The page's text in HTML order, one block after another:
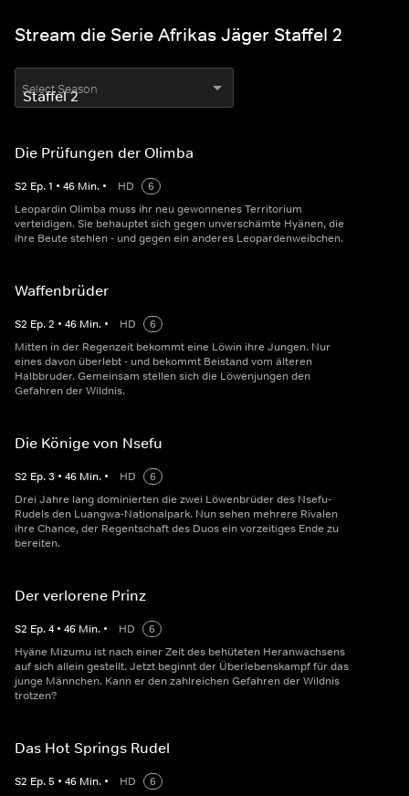
Stream die Serie Afrikas Jäger Staffel 2
Select Season
Die Prüfungen der Olimba
S2 Ep.1 • 46 Min. • HD
6
Leopardin Olimba muss ihr neu gewonnenes Territorium
verteidigen. Sie behauptet sich gegen unverschämte Hyänen, die
ihre Beute stehlen - und gegen ein anderes Leopardenweibchen.
Waffenbrüder
S2 Ep.2 • 46 Min. • HD
6
Mitten in der Regenzeit bekommt eine Löwin ihre Jungen. Nur
eines davon überlebt - und bekommt Beistand vom älteren
Halbbruder. Gemeinsam stellen sich die Löwenjungen den
Gefahren der Wildnis.
Die Könige von Nsefu
S2 Ep.3 • 46 Min. • HD
6
Drei Jahre lang dominierten die zwei Löwenbrüder des Nsefu-
Rudels den Luangwa-Nationalpark. Nun sehen mehrere Rivalen
ihre Chance, der Regentschaft des Duos ein vorzeitiges Ende zu
bereiten.
Der verlorene Prinz
S2 Ep.4 • 46 Min. • HD
6
Hyäne Mizumu ist nach einer Zeit des behüteten Heranwachsens
auf sich allein gestellt. Jetzt beginnt der Überlebenskampf für das
junge Männchen. Kann er den zahlreichen Gefahren der Wildnis
trotzen?
Das Hot Springs Rudel
S2 Ep.5 • 46 Min. • HD
6